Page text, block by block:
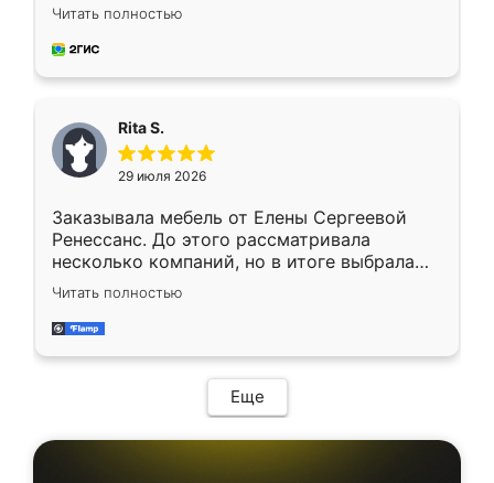
эту. Сначала обговорили условия, потом
приехал замерщик, всё спокойно объяснил
и снял размеры. Изготовили в срок, с
каких-либо доработок. Качеством осталась
довольна, все выглядит так, как и ожидала.
Читать полностью
Rita S.
29 июля 2026
Заказывала мебель от Елены Сергеевой
Ренессанс. До этого рассматривала
несколько компаний, но в итоге выбрала
эту. Сначала обговорили условия, потом
приехал замерщик, всё спокойно объяснил
и снял размеры. Изготовили в срок, с
мебель сразу встала на свое место без
каких-либо доработок. Качеством осталась
довольна, все выглядит так, как и ожидала.
Читать полностью
Еще